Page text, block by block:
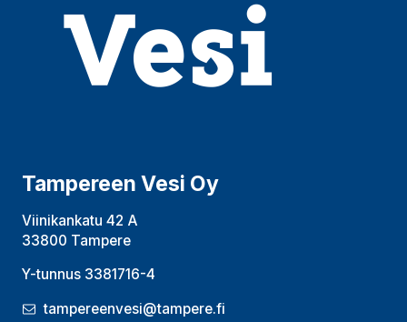
Tampereen Vesi Oy
Viinikankatu 42 A
33800 Tampere
Y-tunnus 3381716-4
tampereenvesi@tampere.fi